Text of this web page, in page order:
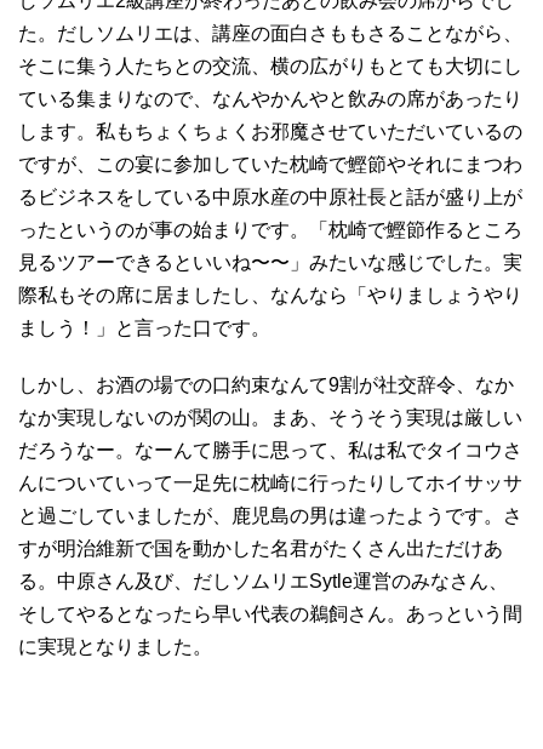
た。だしソムリエは、講座の面白さももさることながら、
そこに集う人たちとの交流、横の広がりもとても大切にし
ている集まりなので、なんやかんやと飲みの席があったり
します。私もちょくちょくお邪魔させていただいているの
ですが、この宴に参加していた枕崎で鰹節やそれにまつわ
るビジネスをしている中原水産の中原社長と話が盛り上が
ったというのが事の始まりです。「枕崎で鰹節作るところ
見るツアーできるといいね〜〜」みたいな感じでした。実
際私もその席に居ましたし、なんなら「やりましょうやり
ましう！」と言った口です。
しかし、お酒の場での口約束なんて9割が社交辞令、なか
なか実現しないのが関の山。まあ、そうそう実現は厳しい
だろうなー。なーんて勝手に思って、私は私でタイコウさ
んについていって一足先に枕崎に行ったりしてホイサッサ
と過ごしていましたが、鹿児島の男は違ったようです。さ
すが明治維新で国を動かした名君がたくさん出ただけあ
る。中原さん及び、だしソムリエSytle運営のみなさん、
そしてやるとなったら早い代表の鵜飼さん。あっという間
に実現となりました。